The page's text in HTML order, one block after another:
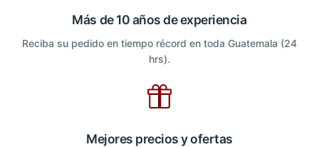
Más de 10 años de experiencia
Reciba su pedido en tiempo récord en toda Guatemala (24
hrs).
Mejores precios y ofertas